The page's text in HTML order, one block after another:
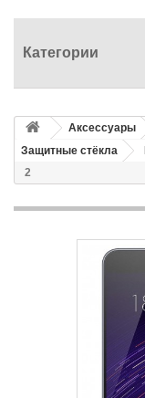
Категории
Аксессуары
Защитные стёкла
2